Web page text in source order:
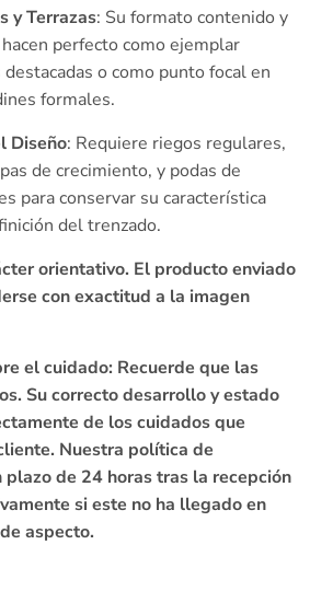
y Terrazas: Su formato contenido y
perfecto como ejemplar
o como punto focal en
formales.
Diseño: Requiere riegos regulares,
de crecimiento, y podas de
para conservar su característica
del trenzado.
orientativo. El producto enviado
con exactitud a la imagen
el cuidado: Recuerde que las
Su correcto desarrollo y estado
de los cuidados que
Nuestra política de
plazo de 24 horas tras la recepción
si este no ha llegado en
aspecto.